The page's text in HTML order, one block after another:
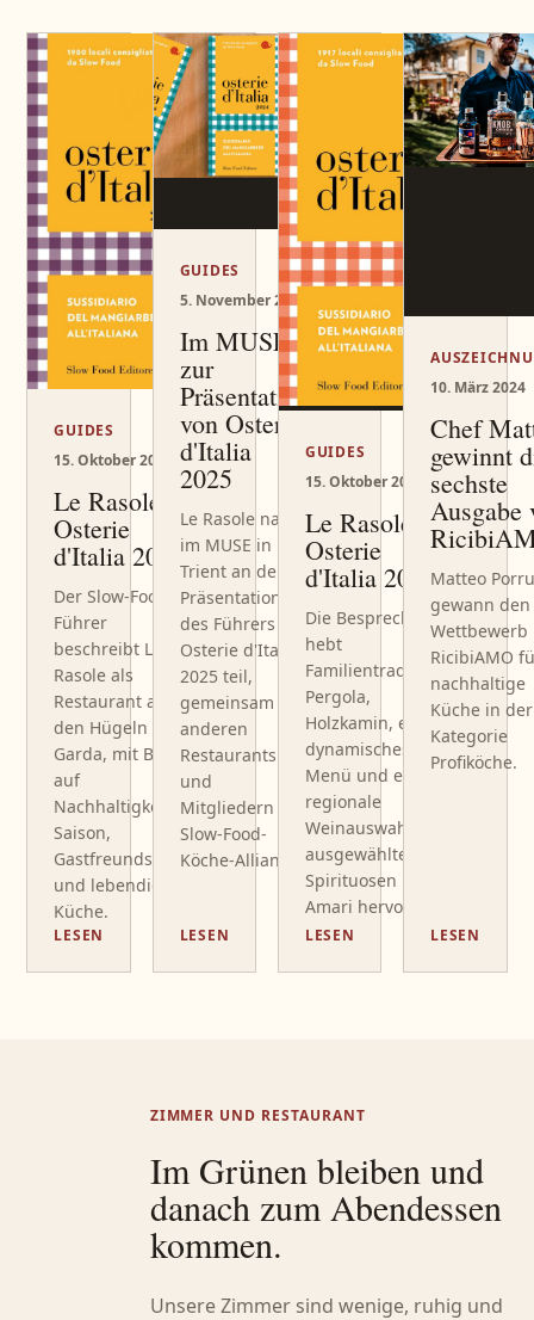
GUIDES
15. Oktober 2025
Le Rasole in
Osterie
d'Italia 2026
Der Slow-Food-
Führer
beschreibt Le
Rasole als
Restaurant auf
den Hügeln von
Garda, mit Blick
auf
Nachhaltigkeit,
Saison,
Gastfreundschaft
und lebendige
Küche.
LESEN
GUIDES
5. November 2024
Im MUSE
zur
Präsentation
von Osterie
d'Italia
2025
Le Rasole nahm
im MUSE in
Trient an der
Präsentation
des Führers
Osterie d'Italia
2025 teil,
gemeinsam mit
anderen
Restaurants
und
Mitgliedern der
Slow-Food-
Köche-Allianz.
LESEN
GUIDES
15. Oktober 2024
Le Rasole in
Osterie
d'Italia 2025
Die Besprechung
hebt
Familientradition,
Pergola,
Holzkamin, ein
dynamisches
Menü und eine
regionale
Weinauswahl mit
ausgewählten
Spirituosen und
Amari hervor.
LESEN
10. März 2024
Chef
gewinnt
sechste
Ausgabe
Matteo
gewann den
Wettbewerb
RicibiAMO
nachhaltige
Küche in der
Kategorie
Profiköche.
LESEN
ZIMMER UND RESTAURANT
Im Grünen bleiben und
danach zum Abendessen
kommen.
Unsere Zimmer sind wenige, ruhig und